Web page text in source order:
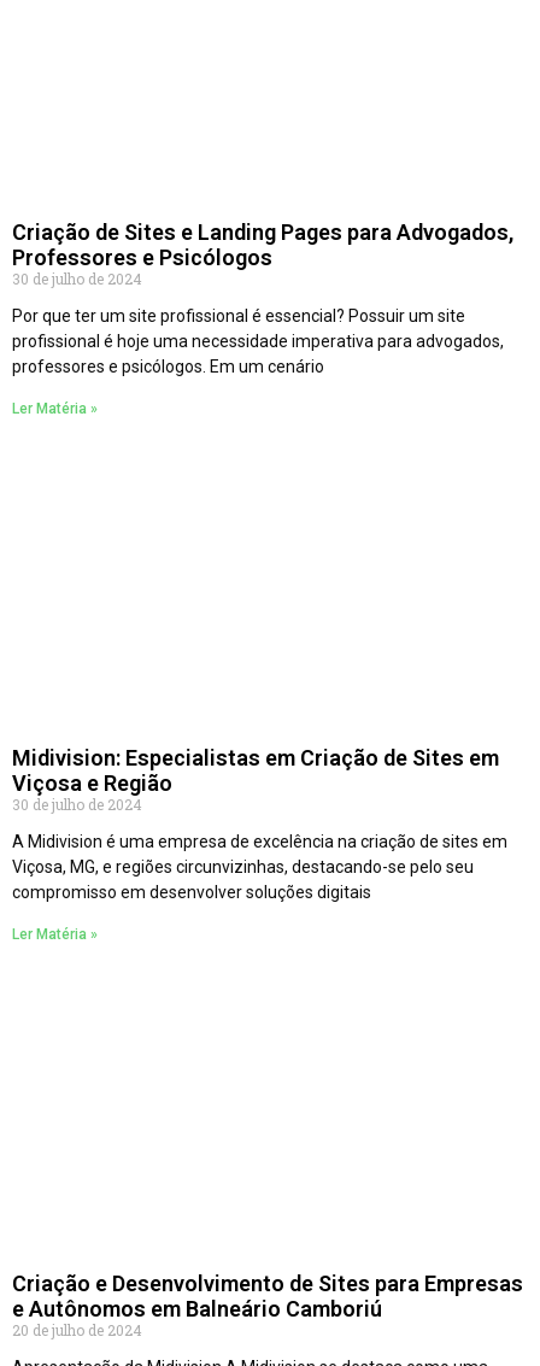
Criação de Sites e Landing Pages para Advogados,
Professores e Psicólogos
30 de julho de 2024
Por que ter um site profissional é essencial? Possuir um site
profissional é hoje uma necessidade imperativa para advogados,
professores e psicólogos. Em um cenário
Ler Matéria »
Midivision: Especialistas em Criação de Sites em
Viçosa e Região
30 de julho de 2024
A Midivision é uma empresa de excelência na criação de sites em
Viçosa, MG, e regiões circunvizinhas, destacando-se pelo seu
compromisso em desenvolver soluções digitais
Ler Matéria »
Criação e Desenvolvimento de Sites para Empresas
e Autônomos em Balneário Camboriú
20 de julho de 2024